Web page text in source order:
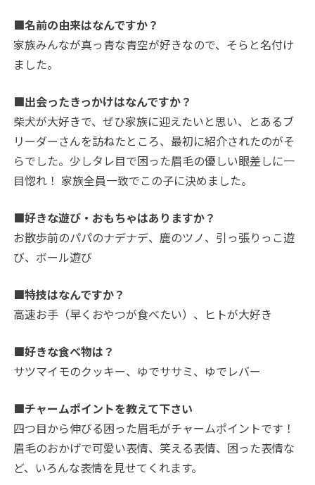
■名前の由来はなんですか？
家族みんなが真っ青な青空が好きなので、そらと名付け
ました。
■出会ったきっかけはなんですか？
柴犬が大好きで、ぜひ家族に迎えたいと思い、とあるブ
リーダーさんを訪ねたところ、最初に紹介されたのがそ
らでした。少しタレ目で困った眉毛の優しい眼差しに一
目惚れ！ 家族全員一致でこの子に決めました。
■好きな遊び・おもちゃはありますか？
お散歩前のパパのナデナデ、鹿のツノ、引っ張りっこ遊
び、ボール遊び
■特技はなんですか？
高速お手（早くおやつが食べたい）、ヒトが大好き
■好きな食べ物は？
サツマイモのクッキー、ゆでササミ、ゆでレバー
■チャームポイントを教えて下さい
四つ目から伸びる困った眉毛がチャームポイントです！
眉毛のおかげで可愛い表情、笑える表情、困った表情な
ど、いろんな表情を見せてくれます。